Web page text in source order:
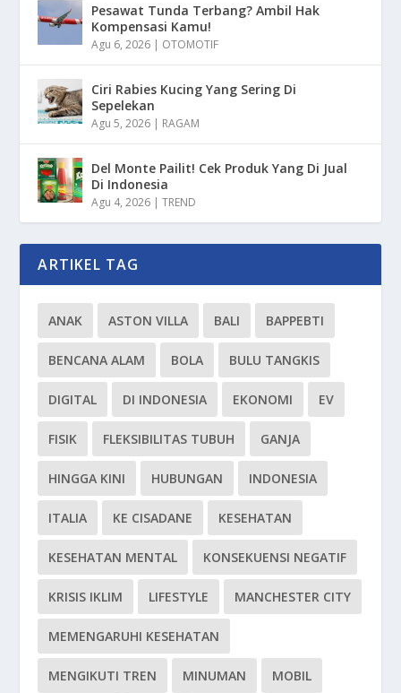
Pesawat Tunda Terbang? Ambil Hak
Kompensasi Kamu!
Agu 6, 2026 | OTOMOTIF
Ciri Rabies Kucing Yang Sering Di
Sepelekan
Agu 5, 2026 | RAGAM
Del Monte Pailit! Cek Produk Yang Di Jual
Di Indonesia
Agu 4, 2026 |TREND
ARTIKEL TAG
ANAK ASTON VILLA BALI BAPPEBTI
BENCANA ALAM BOLA BULU TANGKIS
DIGITAL DI INDONESIA EKONOMI EV
FISIK FLEKSIBILITAS TUBUH GANJA
HINGGA KINI HUBUNGAN INDONESIA
ITALIA KE CISADANE KESEHATAN
KESEHATAN MENTAL KONSEKUENSI NEGATIF
KRISIS IKLIM LIFESTYLE MANCHESTER CITY
MEMENGARUHI KESEHATAN
MENGIKUTI TREN MINUMAN MOBIL